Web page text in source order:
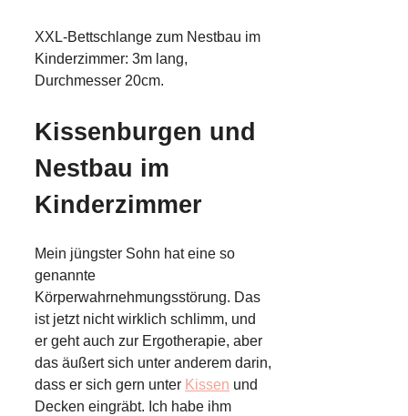
XXL-Bettschlange zum Nestbau im
Kinderzimmer: 3m lang,
Durchmesser 20cm.
Kissenburgen und
Nestbau im
Kinderzimmer
Mein jüngster Sohn hat eine so
genannte
Körperwahrnehmungsstörung. Das
ist jetzt nicht wirklich schlimm, und
er geht auch zur Ergotherapie, aber
das äußert sich unter anderem darin,
dass er sich gern unter Kissen und
Decken eingräbt. Ich habe ihm